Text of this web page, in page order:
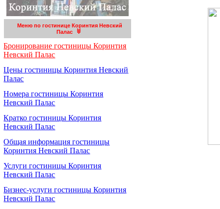
Меню по гостинице Коринтия Невский
Палас
Бронирование гостиницы Коринтия
Невский Палас
Цены гостиницы Коринтия Невский
Палас
Номера гостиницы Коринтия
Невский Палас
Кратко гостиницы Коринтия
Невский Палас
Общая информация гостиницы
Коринтия Невский Палас
Услуги гостиницы Коринтия
Невский Палас
Бизнес-услуги гостиницы Коринтия
Невский Палас